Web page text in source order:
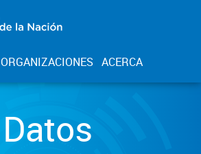
ORGANIZACIONES ACERCA
Datos